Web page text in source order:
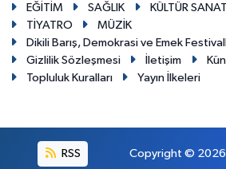
EĞİTİM
SAĞLIK KÜLTÜR SANAT
TİYATRO
MÜZİK
Dikili Barış, Demokrasi ve Emek
Gizlilik Sözleşmesi
İletişim
Topluluk Kuralları
Yayın İlkeleri
RSS Copyright © 2026.